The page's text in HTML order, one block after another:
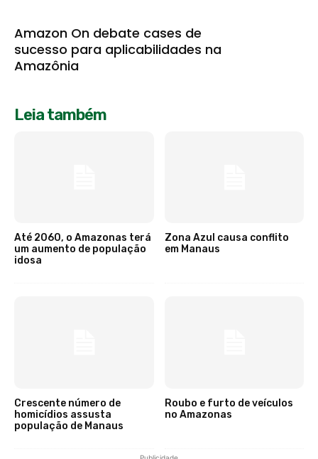
Amazon On debate cases de
sucesso para aplicabilidades na
Amazônia
Leia também
Até 2060, o Amazonas terá
um aumento de população
idosa
Zona Azul causa conflito
em Manaus
Crescente número de
homicídios assusta
população de Manaus
Roubo e furto de veículos
no Amazonas